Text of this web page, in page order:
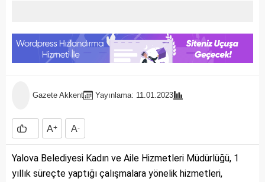
Gazete Akkent Yayınlama: 11.01.2023
A+ A-
Yalova Belediyesi Kadın ve Aile Hizmetleri Müdürlüğü, 1
yıllık süreçte yaptığı çalışmalara yönelik hizmetleri,